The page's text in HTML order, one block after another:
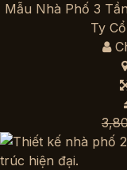
Mẫu Nhà Phố 3
Ty